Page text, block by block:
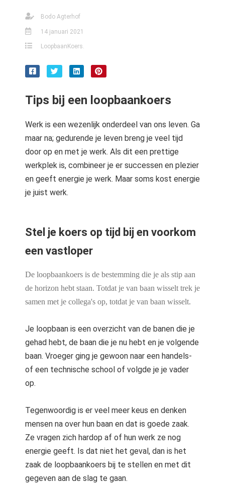
Bodo Agterhof
14 januari 2021
LoopbaanKoers.
Tips bij een loopbaankoers
Werk is een wezenlijk onderdeel van ons leven. Ga
maar na; gedurende je leven breng je veel tijd
door op en met je werk. Als dit een prettige
werkplek is, combineer je er successen en plezier
en geeft energie je werk. Maar soms kost energie
je juist werk.
Stel je koers op tijd bij en voorkom
een vastloper
De loopbaankoers is de bestemming die je als stip aan
de horizon hebt staan. Totdat je van baan wisselt trek je
samen met je collega's op, totdat je van baan wisselt.
Je loopbaan is een overzicht van de banen die je
gehad hebt, de baan die je nu hebt en je volgende
baan. Vroeger ging je gewoon naar een handels-
of een technische school of volgde je je vader
op.
Tegenwoordig is er veel meer keus en denken
mensen na over hun baan en dat is goede zaak.
Ze vragen zich hardop af of hun werk ze nog
energie geeft. Is dat niet het geval, dan is het
zaak de loopbaankoers bij te stellen en met dit
gegeven aan de slag te gaan.
worden
over
op
Hierdoor